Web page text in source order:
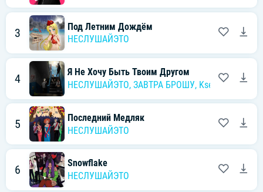
3
Под Летним Дождём
НЕСЛУШАЙЭТО
4
Я Не Хочу Быть Твоим Другом
НЕСЛУШАЙЭТО, ЗАВТРА БРОШУ, KseroN
5
Последний Медляк
НЕСЛУШАЙЭТО
6
Snowflake
НЕСЛУШАЙЭТО